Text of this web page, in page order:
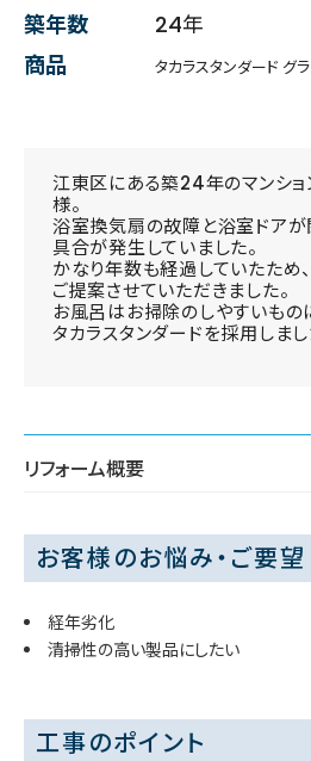
築年数
24年
商品
タカラスタンダード グ
江東区にある築24年のマンシ
様。
浴室換気扇の故障と浴室ドアが
具合が発生していました。
かなり年数も経過していたため
ご提案させていただきました。
お風呂はお掃除のしやすいもの
タカラスタンダードを採用しまし
リフォーム概要
お客様のお悩み・ご要望
経年劣化
清掃性の高い製品にしたい
工事のポイント